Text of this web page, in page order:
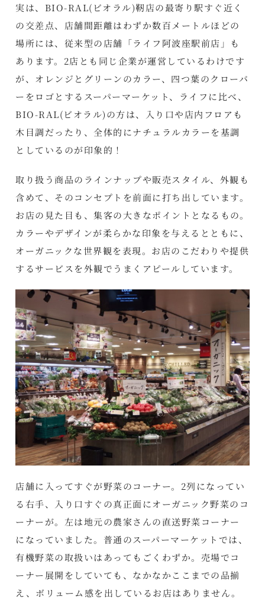
実は、BIO-RAL(ビオラル)靭店の最寄り駅すぐ近く
の交差点、店舗間距離はわずか数百メートルほどの
場所には、従来型の店舗「ライフ阿波座駅前店」も
あります。2店とも同じ企業が運営しているわけです
が、オレンジとグリーンのカラー、四つ葉のクローバ
ーをロゴとするスーパーマーケット、ライフに比べ、
BIO-RAL(ビオラル)の方は、入り口や店内フロアも
木目調だったり、全体的にナチュラルカラーを基調
としているのが印象的！
取り扱う商品のラインナップや販売スタイル、外観も
含めて、そのコンセプトを前面に打ち出しています。
お店の見た目も、集客の大きなポイントとなるもの。
カラーやデザインが柔らかな印象を与えるとともに、
オーガニックな世界観を表現。お店のこだわりや提供
するサービスを外観でうまくアピールしています。
店舗に入ってすぐが野菜のコーナー。2列になってい
る右手、入り口すぐの真正面にオーガニック野菜のコ
ーナーが。左は地元の農家さんの直送野菜コーナー
になっていました。普通のスーパーマーケットでは、
有機野菜の取扱いはあってもごくわずか。売場でコ
ーナー展開をしていても、なかなかここまでの品揃
え、ボリューム感を出しているお店はありません。